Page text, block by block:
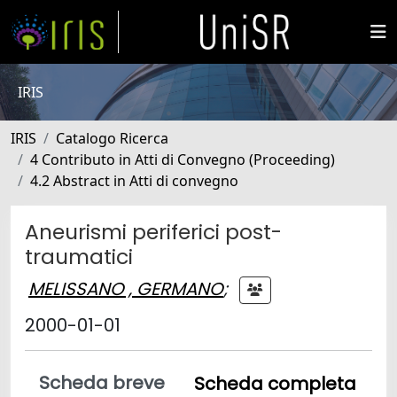
IRIS
IRIS
Catalogo Ricerca
4 Contributo in Atti di Convegno (Proceeding)
4.2 Abstract in Atti di convegno
Aneurismi periferici post-
traumatici
MELISSANO , GERMANO;
2000-01-01
Scheda breve
Scheda completa